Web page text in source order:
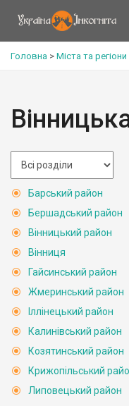
Головна > Міста та регіони
Барський район
Бершадський район
Вінницький район
Вінниця
Гайсинський район
Жмеринський район
Іллінецький район
Калинівський район
Козятинський район
Крижопільський
Липовецький район